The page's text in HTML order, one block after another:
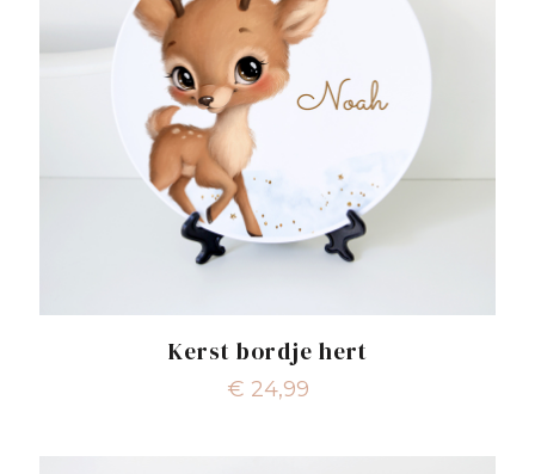
Kerst bordje hert
€ 24,99